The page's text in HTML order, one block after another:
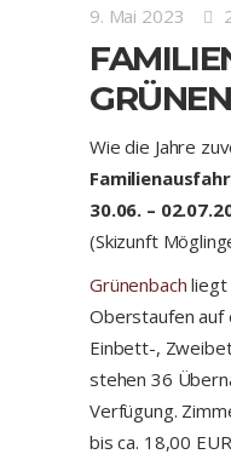
9. Mai 2023
Wie die Jahre
30.06. –
(Skizunft
Grünenbach liegt
Oberstaufen auf
Einbett-,
stehen 36
Verfügung.
bis ca. 18,00